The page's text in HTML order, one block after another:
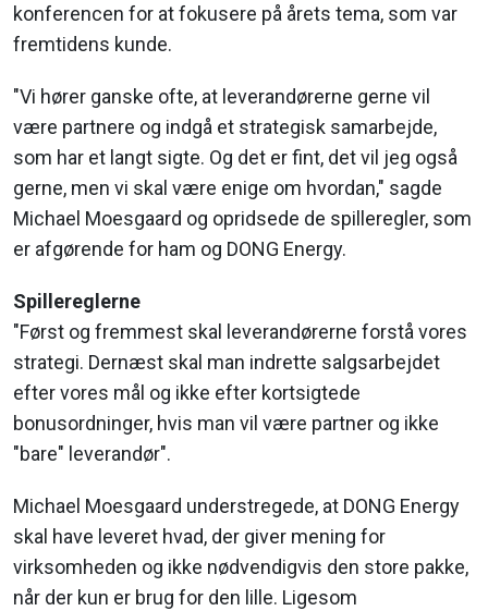
konferencen for at fokusere på årets tema, som var
fremtidens kunde.
"Vi hører ganske ofte, at leverandørerne gerne vil
være partnere og indgå et strategisk samarbejde,
som har et langt sigte. Og det er fint, det vil jeg også
gerne, men vi skal være enige om hvordan," sagde
Michael Moesgaard og opridsede de spilleregler, som
er afgørende for ham og DONG Energy.
Spillereglerne
"Først og fremmest skal leverandørerne forstå vores
strategi. Dernæst skal man indrette salgsarbejdet
efter vores mål og ikke efter kortsigtede
bonusordninger, hvis man vil være partner og ikke
"bare" leverandør".
Michael Moesgaard understregede, at DONG Energy
skal have leveret hvad, der giver mening for
virksomheden og ikke nødvendigvis den store pakke,
når der kun er brug for den lille. Ligesom